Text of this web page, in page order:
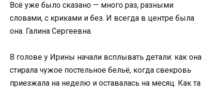
Всё уже было сказано — много раз, разными
словами, с криками и без. И всегда в центре была
она. Галина Сергеевна.
В голове у Ирины начали всплывать детали: как она
стирала чужое постельное бельё, когда свекровь
приезжала на неделю и оставалась на месяц. Как та